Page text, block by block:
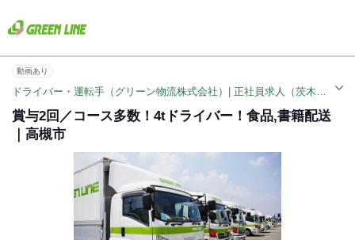
動画あり
ドライバー・運転手（グリーン物流株式会社）| 正社員求人（茨木市駅）
賞与2回／コース多数！4tドライバー！食品,書籍配送
｜高槻市